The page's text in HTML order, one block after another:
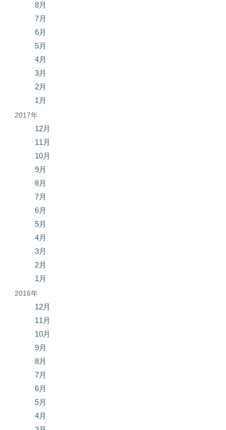
8月
7月
6月
5月
4月
3月
2月
1月
2017年
12月
11月
10月
9月
8月
7月
6月
5月
4月
3月
2月
1月
2016年
12月
11月
10月
9月
8月
7月
6月
5月
4月